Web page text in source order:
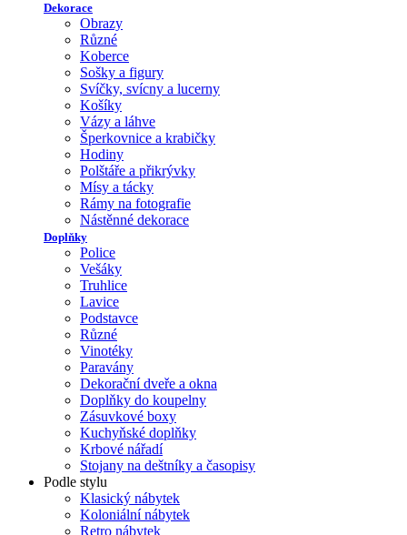
Dekorace
Obrazy
Různé
Koberce
Sošky a figury
Svíčky, svícny a lucerny
Košíky
Vázy a láhve
Šperkovnice a krabičky
Hodiny
Polštáře a přikrývky
Mísy a tácky
Rámy na fotografie
Nástěnné dekorace
Doplňky
Police
Vešáky
Truhlice
Lavice
Podstavce
Různé
Vinotéky
Paravány
Dekorační dveře a okna
Doplňky do koupelny
Zásuvkové boxy
Kuchyňské doplňky
Krbové nářadí
Stojany na deštníky a časopisy
Podle stylu
Klasický nábytek
Koloniální nábytek
Retro nábytek